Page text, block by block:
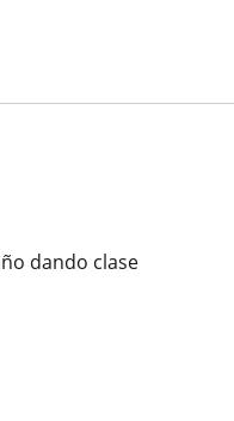
año dando clase